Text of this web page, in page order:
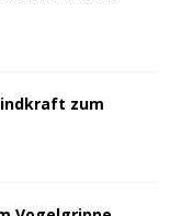
zum